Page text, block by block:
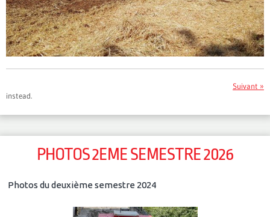
Suivant »
instead.
PHOTOS 2EME SEMESTRE 2026
Photos du deuxième semestre 2024